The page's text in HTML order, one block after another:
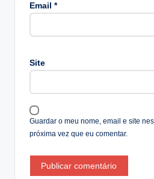
Email *
Site
Guardar o meu nome, email e site
próxima vez que eu comentar.
e
ti
e
: